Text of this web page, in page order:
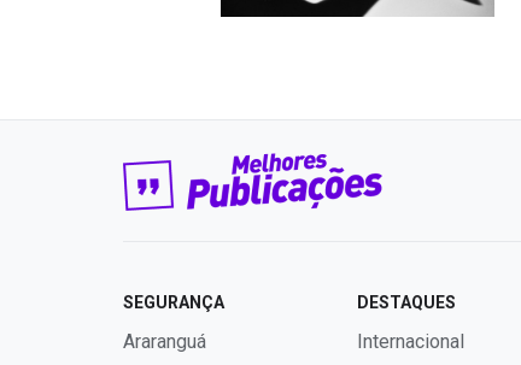
SEGURANÇA
Araranguá
DESTAQUES
Internacional